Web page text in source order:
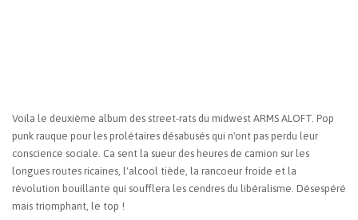
Voila le deuxième album des street-rats du midwest ARMS ALOFT. Pop
punk rauque pour les prolétaires désabusés qui n'ont pas perdu leur
conscience sociale. Ca sent la sueur des heures de camion sur les
longues routes ricaines, l'alcool tiède, la rancoeur froide et la
révolution bouillante qui soufflera les cendres du libéralisme. Désespéré
mais triomphant, le top !